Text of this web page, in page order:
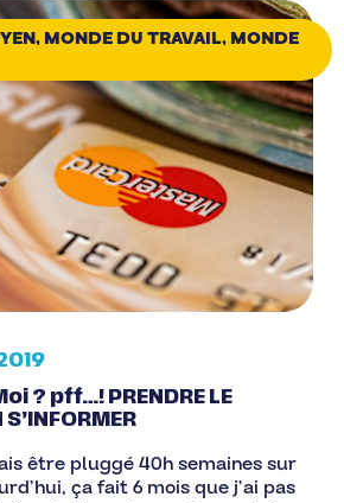
, MONDE DU TRAVAIL, MONDE
? pff…! PRENDRE LE
S’INFORMER
être pluggé 40h semaines sur
ça fait 6 mois que j’ai pas